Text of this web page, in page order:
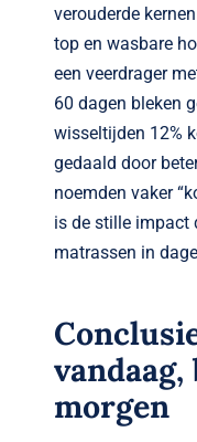
verouderde
top en wasbare
een veerdrager
60 dagen bleken
wisseltijden 12%
gedaald door
noemden vaker
is de stille impact
matrassen in
morgen